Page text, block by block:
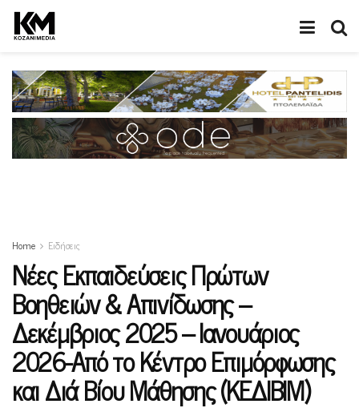
Home Ειδήσεις
Νέες Εκπαιδεύσεις Πρώτων
Βοηθειών & Απινίδωσης –
Δεκέμβριος 2025 – Ιανουάριος
2026-Από το Κέντρο Επιμόρφωσης
και Διά Βίου Μάθησης (ΚΕΔΙΒΙΜ)